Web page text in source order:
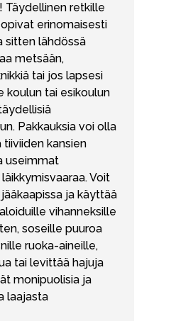
Täydellinen retkille
erinomaisesti
sitten lähdössä
metsään,
tai jos lapsesi
koulun tai esikoulun
Pakkauksia voi olla
tiiviiden kansien
useimmat
Voit
ja käyttää
vihanneksille
soseille puuroa
ruoka-aineille,
tai levittää hajuja
monipuolisia ja
laajasta